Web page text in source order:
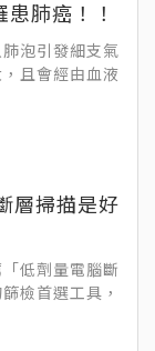
肺癌！！
泡引發細支氣
且會經由血液
血管功能。醫
吸道、心血管
在臨床上常見
有抽菸，也沒
據推測可能和
女性肺癌不抽
將近四成的比
層掃描是好
低劑量電腦斷
檢首選工具，
，此檢查可在
描，大約只要